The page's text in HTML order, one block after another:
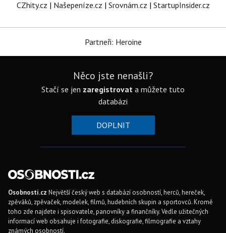
CZhity.cz | Našepeníze.cz | Srovnám.cz | StartupInsider.cz
Partneři: Heroine
Něco jste nenašli?
Stačí se jen zaregistrovat a můžete tuto
databázi
DOPLNIT
Osobnosti.cz Největší český web s databází osobností, herců, hereček,
zpěváků, zpěvaček, modelek, filmů, hudebních skupin a sportovců. Kromě
toho zde najdete i spisovatele, panovníky a finančníky. Vedle užitečných
informací web obsahuje i fotografie, diskografie, filmografie a vztahy
známých osobností.